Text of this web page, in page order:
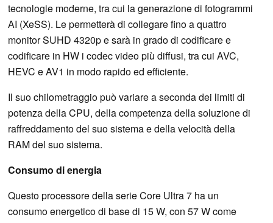
tecnologie moderne, tra cui la generazione di fotogrammi
AI (XeSS). Le permetterà di collegare fino a quattro
monitor SUHD 4320p e sarà in grado di codificare e
codificare in HW i codec video più diffusi, tra cui AVC,
HEVC e AV1 in modo rapido ed efficiente.
Il suo chilometraggio può variare a seconda dei limiti di
potenza della CPU, della competenza della soluzione di
raffreddamento del suo sistema e della velocità della
RAM del suo sistema.
Consumo di energia
Questo processore della serie Core Ultra 7 ha un
consumo energetico di base di 15 W, con 57 W come